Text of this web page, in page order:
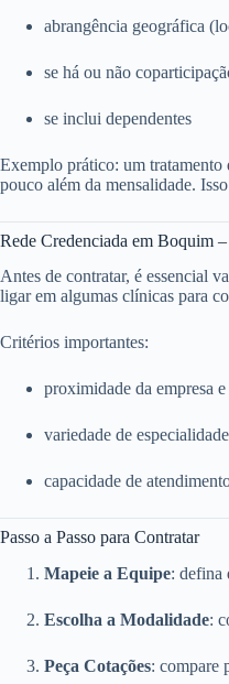
abrangência geográfica
se há ou não
se inclui dependentes
Exemplo prático: um
pouco além da mensalidade.
Rede Credenciada em Boquim
Antes de contratar, é essencial
ligar em algumas clínicas para
Critérios importantes:
proximidade da empresa
variedade de
capacidade de
Passo a Passo para Contratar
Mapeie a Equipe: defina
Escolha a Modalidade:
Peça Cotações: compare